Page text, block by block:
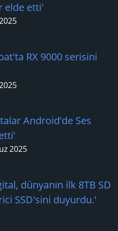
elde etti'
RX 9000 serisini
Android'de Ses
2025
dünyanın ilk 8TB SD
SSD'sini duyurdu.'